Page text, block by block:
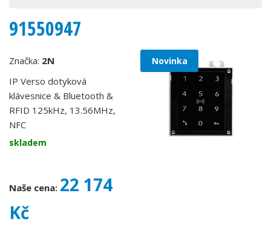
91550947
Značka: 2N
IP Verso dotyková
klávesnice & Bluetooth &
RFID 125kHz, 13.56MHz,
NFC
skladem
Naše cena: 22 174
Kč
Novinka